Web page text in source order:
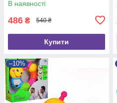
В наявності
486 ₴ 540 ₴
Купити
–10%